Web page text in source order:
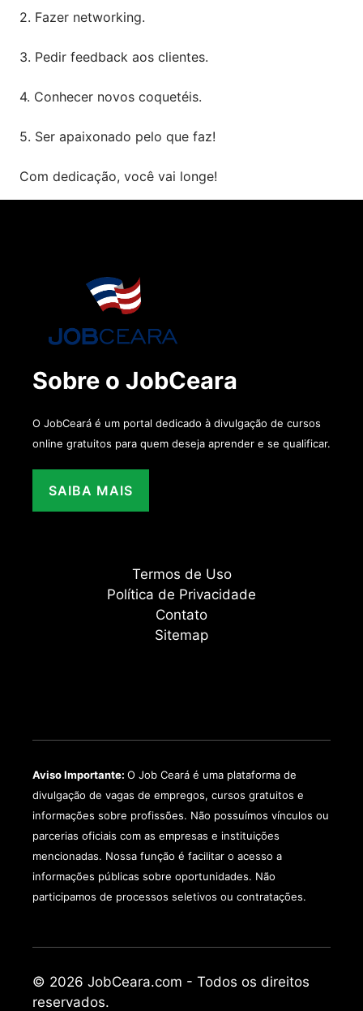
2. Fazer networking.
3. Pedir feedback aos clientes.
4. Conhecer novos coquetéis.
5. Ser apaixonado pelo que faz!
Com dedicação, você vai longe!
Sobre o JobCeara
O JobCeará é um portal dedicado à divulgação de cursos
online gratuitos para quem deseja aprender e se qualificar.
SAIBA MAIS
Termos de Uso
Política de Privacidade
Contato
Sitemap
Aviso Importante: O Job Ceará é uma plataforma de
divulgação de vagas de empregos, cursos gratuitos e
informações sobre profissões. Não possuímos vínculos ou
parcerias oficiais com as empresas e instituições
mencionadas. Nossa função é facilitar o acesso a
informações públicas sobre oportunidades. Não
participamos de processos seletivos ou contratações.
© 2026 JobCeara.com - Todos os direitos
reservados.